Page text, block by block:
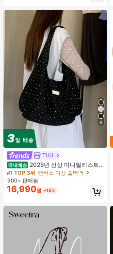
6
TUU
국내배송 2026년 신상 미니멀리스트
도트 캔버스 토트백, 대용량 캐주얼 다
용도 통근 숄더 핸드백
#1 TOP 3위 캔버스 여성 숄더백
900+ 판매됨
16,990원 -15%